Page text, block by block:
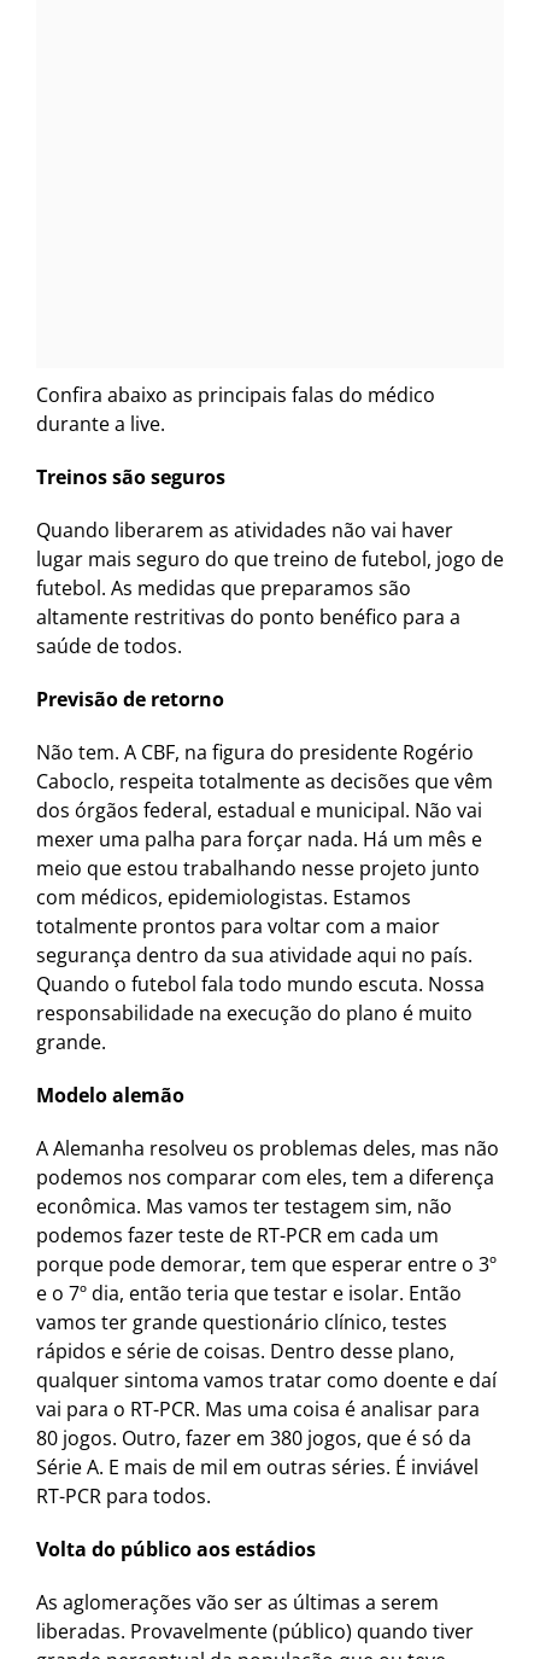
Confira abaixo as principais falas do médico
durante a live.
Treinos sãoseguros
Quando liberarem as atividades não vai haver
lugar mais seguro do que treino de futebol, jogo de
futebol. As medidas que preparamos são
altamente restritivas do ponto benéfico para a
saúde de todos.
Previsão de retorno
Não tem. A CBF, na figura do presidente Rogério
Caboclo, respeita totalmente as decisões que vêm
dos órgãos federal, estadual e municipal. Não vai
mexer uma palha para forçar nada. Há um mês e
meio que estou trabalhando nesse projeto junto
com médicos, epidemiologistas. Estamos
totalmente prontos para voltar com a maior
segurança dentro da sua atividade aqui no país.
Quando o futebol fala todo mundo escuta. Nossa
responsabilidade na execução do plano é muito
grande.
Modelo alemão
A Alemanha resolveu os problemas deles, mas não
podemos nos comparar com eles, tem a diferença
econômica. Mas vamos ter testagem sim, não
podemos fazer teste de RT-PCR em cada um
porque pode demorar, tem que esperar entre o 3º
e o 7º dia, então teria que testar e isolar. Então
vamos ter grande questionário clínico, testes
rápidos e série de coisas. Dentro desse plano,
qualquer sintoma vamos tratar como doente e daí
vai para o RT-PCR. Mas uma coisa é analisar para
80 jogos. Outro, fazer em 380 jogos, que é só da
Série A. E mais de mil em outras séries. É inviável
RT-PCR para todos.
Volta do público aos estádios
As aglomerações vão ser as últimas a serem
liberadas. Provavelmente (público) quando tiver